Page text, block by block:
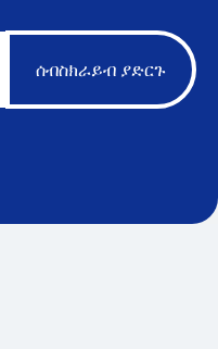
ሰብስክራይብ ያድርጉ